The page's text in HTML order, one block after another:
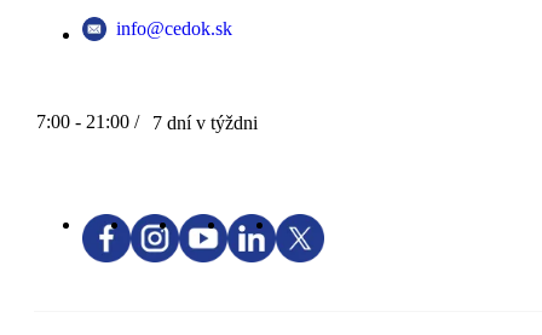
info@cedok.sk
7:00 - 21:00 / 7 dní v týždni